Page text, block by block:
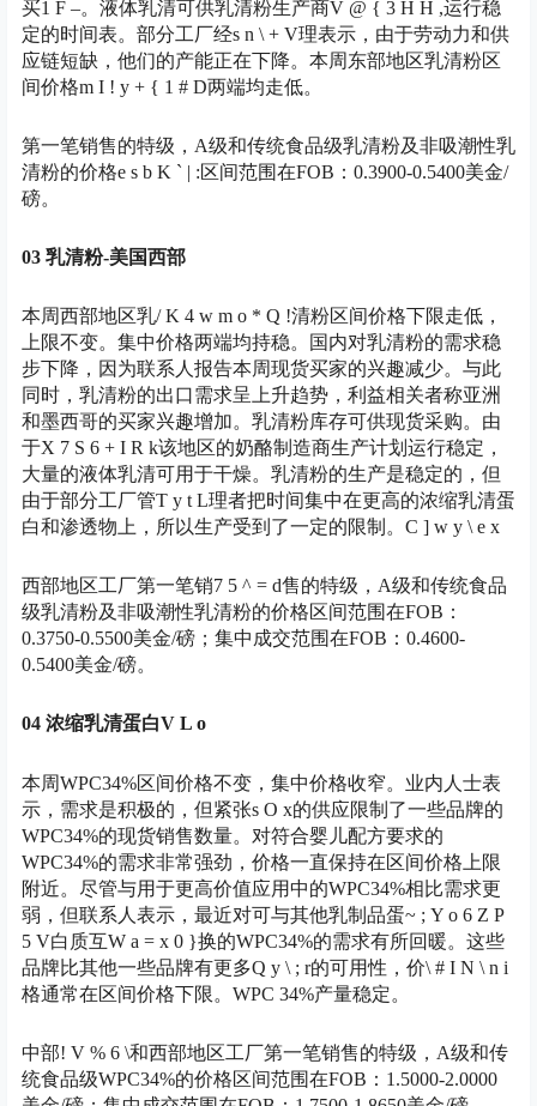
买1 F –。液体乳清可供乳清粉生产商V @ { 3 H H ,运行稳
定的时间表。部分工厂经s n \ + V理表示，由于劳动力和供
应链短缺，他们的产能正在下降。本周东部地区乳清粉区
间价格m I ! y + { 1 # D两端均走低。
第一笔销售的特级，A级和传统食品级乳清粉及非吸潮性乳
清粉的价格e s b K ` | :区间范围在FOB：0.3900-0.5400美金/
磅。
03 乳清粉-美国西部
本周西部地区乳/ K 4 w m o * Q !清粉区间价格下限走低，
上限不变。集中价格两端均持稳。国内对乳清粉的需求稳
步下降，因为联系人报告本周现货买家的兴趣减少。与此
同时，乳清粉的出口需求呈上升趋势，利益相关者称亚洲
和墨西哥的买家兴趣增加。乳清粉库存可供现货采购。由
于X 7 S 6 + I R k该地区的奶酪制造商生产计划运行稳定，
大量的液体乳清可用于干燥。乳清粉的生产是稳定的，但
由于部分工厂管T y t L理者把时间集中在更高的浓缩乳清蛋
白和渗透物上，所以生产受到了一定的限制。 C ] w y \ e x
西部地区工厂第一笔销7 5 ^ = d售的特级，A级和传统食品
级乳清粉及非吸潮性乳清粉的价格区间范围在FOB：
0.3750-0.5500美金/磅；集中成交范围在FOB：0.4600-
0.5400美金/磅。
04 浓缩乳清蛋白V L o
本周WPC34%区间价格不变，集中价格收窄。业内人士表
示，需求是积极的，但紧张s O x的供应限制了一些品牌的
WPC34%的现货销售数量。对符合婴儿配方要求的
WPC34%的需求非常强劲，价格一直保持在区间价格上限
附近。尽管与用于更高价值应用中的WPC34%相比需求更
弱，但联系人表示，最近对可与其他乳制品蛋~ ; Y o 6 Z P
5 V白质互W a = x 0 }换的WPC34%的需求有所回暖。这些
品牌比其他一些品牌有更多Q y \ ; r的可用性，价\ # I N \ n i
格通常在区间价格下限。WPC 34%产量稳定。
中部! V % 6 \和西部地区工厂第一笔销售的特级，A级和传
统食品级WPC34%的价格区间范围在FOB：1.5000-2.0000